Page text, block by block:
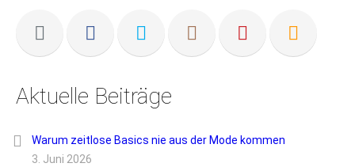
Aktuelle Beiträge
Warum zeitlose Basics nie aus der Mode kommen
3. Juni 2026